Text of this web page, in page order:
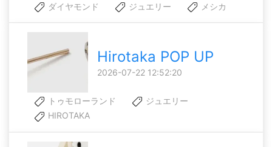
ダイヤモンド
ジュエリー メシカ
Hirotaka POP UP
2026-07-22 12:52:20
トゥモローランド
ジュエリー
HIROTAKA